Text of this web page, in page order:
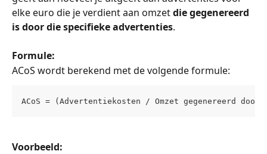
elke euro die je verdient aan omzet die gegenereerd
is door die specifieke advertenties.
Formule:
ACoS wordt berekend met de volgende formule:
ACoS = (Advertentiekosten / Omzet gegenereerd
Voorbeeld: